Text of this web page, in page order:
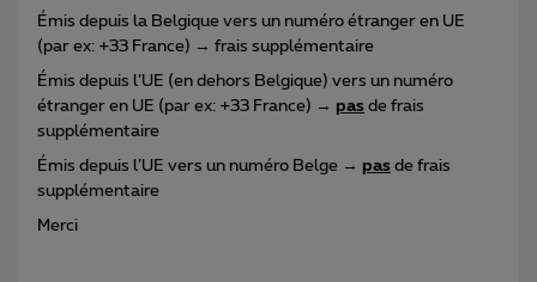
Émis depuis la Belgique vers un numéro étranger en UE
(par ex: +33 France) → frais supplémentaire
Émis depuis l’UE (en dehors Belgique) vers un numéro
étranger en UE (par ex: +33 France) → pas de frais
supplémentaire
Émis depuis l’UE vers un numéro Belge → pas de frais
supplémentaire
Merci